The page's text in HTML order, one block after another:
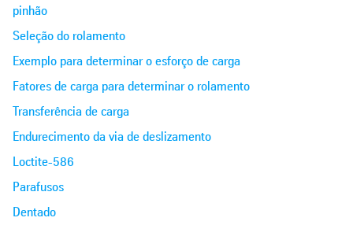
pinhão
Seleção do rolamento
Exemplo para determinar o esforço de carga
Fatores de carga para determinar o rolamento
Transferência de carga
Endurecimento da via de deslizamento
Loctite-586
Parafusos
Dentado